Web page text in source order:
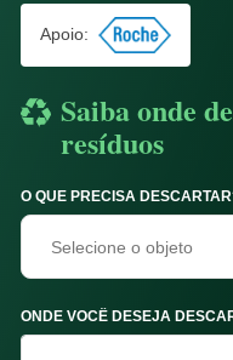
Apoio:
Saiba onde
resíduos
O QUE PRECISA
Selecione o objeto
ONDE VOCÊ DESEJA